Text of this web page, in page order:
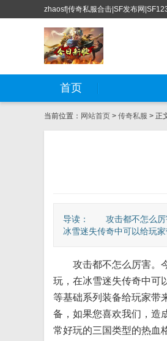
zhaosf|传奇私服合击|SF发布网
首页
当前位置： 网站首页 > 传奇私服 > 正
导读： 攻击都不怎么厉害
冰雪迷失传奇中可以给玩
攻击都不怎么厉害。今
玩，在冰雪迷失传奇中可
等基础系列装备给玩家带
备，如果您喜欢我们，造
常好玩的三国类型的热血